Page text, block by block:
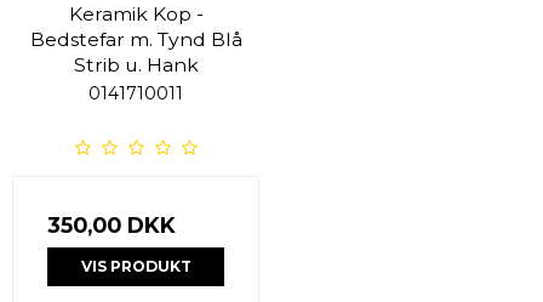
Keramik Kop -
Bedstefar m. Tynd Blå
Strib u. Hank
0141710011
350,00 DKK
VIS PRODUKT